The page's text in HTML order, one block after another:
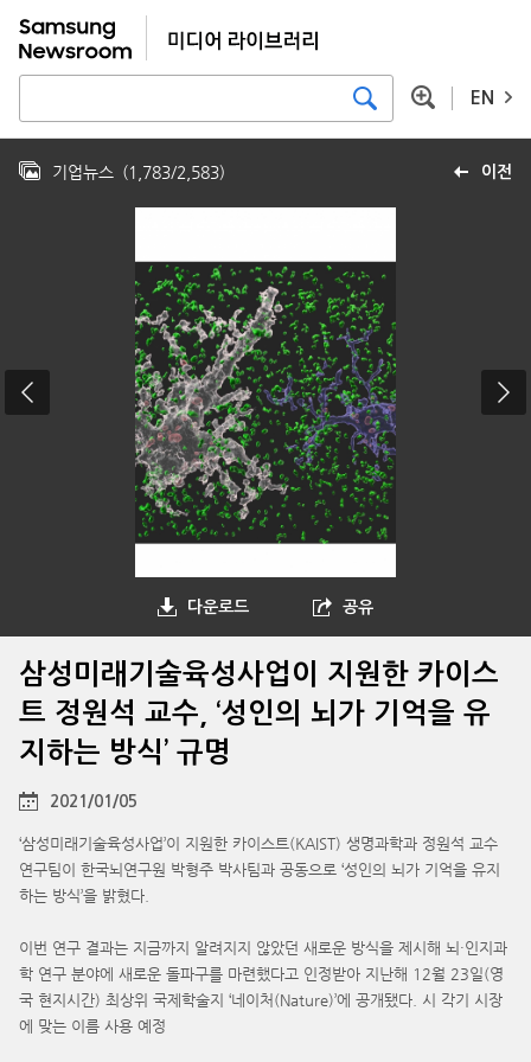
EN
이전
기업뉴스 (1,783/2,583)
다운로드 공유
삼성미래기술육성사업이 지원한 카이스
트 정원석 교수, ‘성인의 뇌가 기억을 유
지하는 방식’ 규명
2021/01/05
‘삼성미래기술육성사업’이 지원한 카이스트(KAIST) 생명과학과 정원석 교수
연구팀이 한국뇌연구원 박형주 박사팀과 공동으로 ‘성인의 뇌가 기억을 유지
하는 방식’을 밝혔다.
이번 연구 결과는 지금까지 알려지지 않았던 새로운 방식을 제시해 뇌·인지과
학 연구 분야에 새로운 돌파구를 마련했다고 인정받아 지난해 12월 23일(영
국 현지시간) 최상위 국제학술지 ‘네이처(Nature)’에 공개됐다. 시 각기 시장
에 맞는 이름 사용 예정